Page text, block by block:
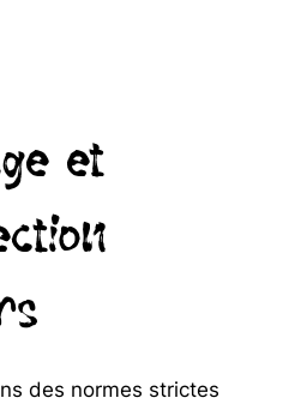
et
des normes strictes